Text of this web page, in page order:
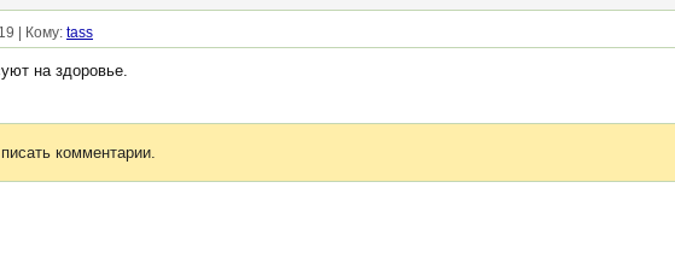
| Кому: tass
на здоровье.
комментарии.